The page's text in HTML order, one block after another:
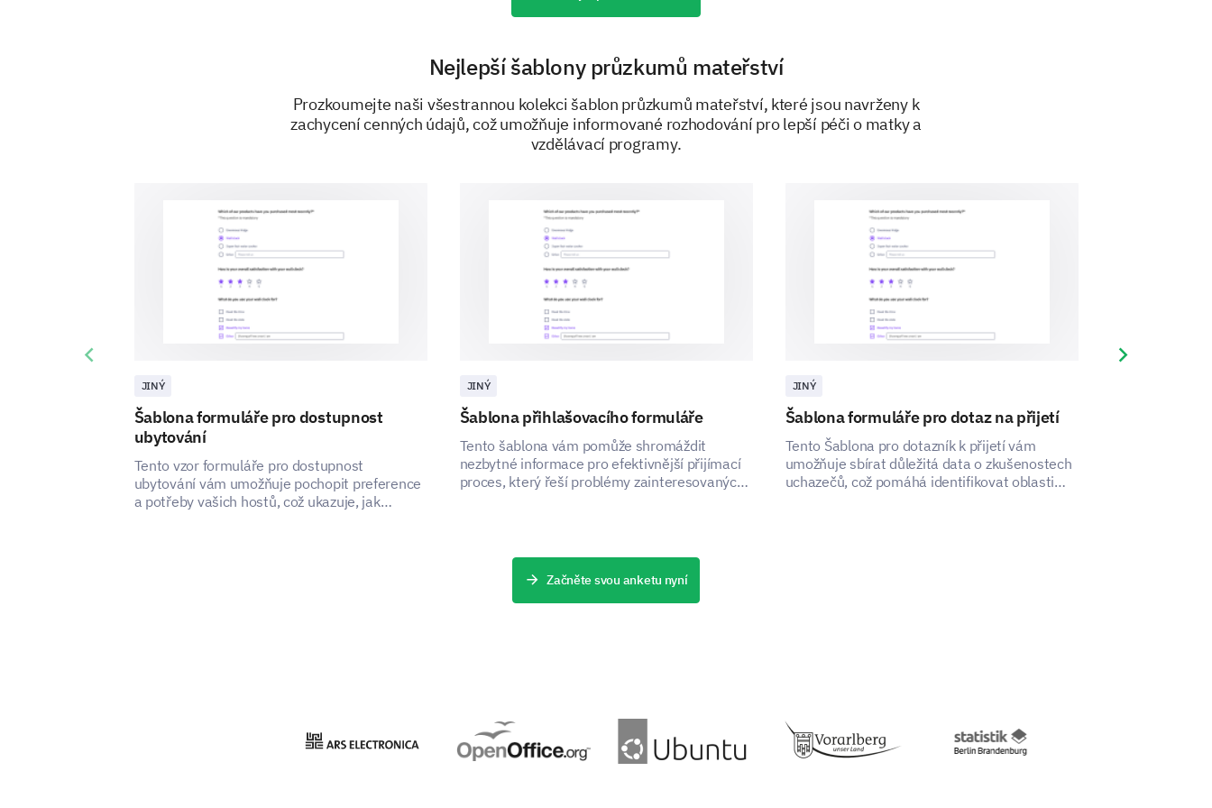
PODPOŘENO
Nejlepší šablony průzkumů mateřství
Prozkoumejte naši všestrannou kolekci šablon průzkumů mateřství, které jsou navrženy k
zachycení cenných údajů, což umožňuje informované rozhodování pro lepší péči o matky a
vzdělávací programy.
JINÝ
Šablona formuláře pro dostupnost
ubytování
Tento vzor formuláře pro dostupnost
ubytování vám umožňuje pochopit preference
a potřeby vašich hostů, což ukazuje, jak
JINÝ
Šablona přihlašovacího formuláře
Tento šablona vám pomůže shromáždit
nezbytné informace pro efektivnější přijímací
proces, který řeší problémy zainteresovaných
JINÝ
Šablona formuláře pro dotaz na přijetí
Tento Šablona pro dotazník k přijetí vám
umožňuje sbírat důležitá data o zkušenostech
uchazečů, což pomáhá identifikovat oblasti
Previous slide Next slide
Začněte svou anketu nyní